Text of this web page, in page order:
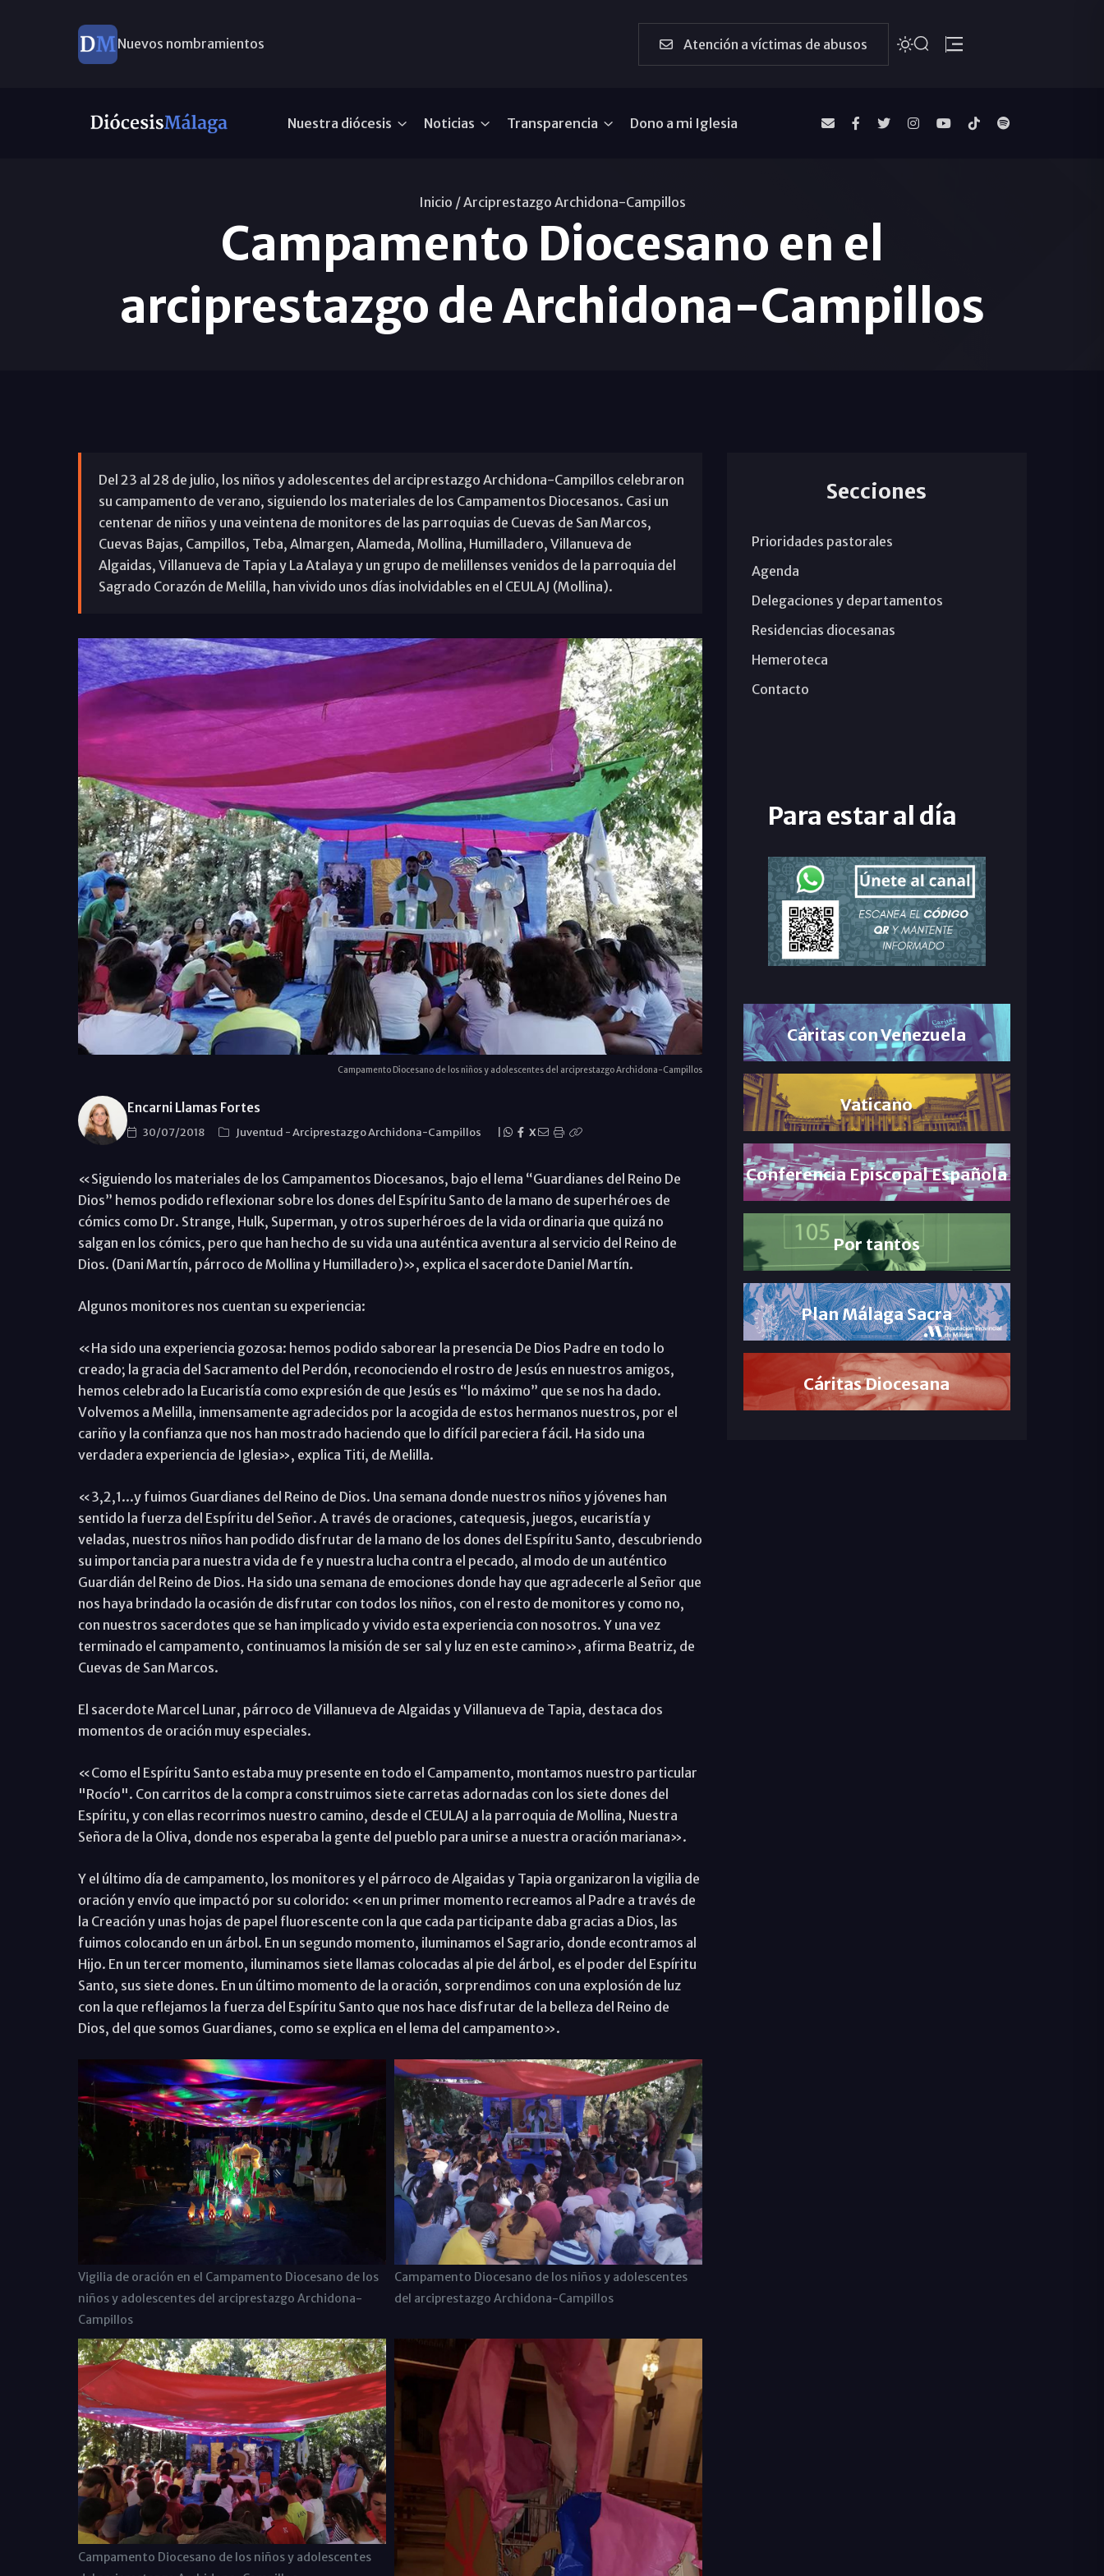
Nuevos nombramientos Atención a víctimas de abusos
Nuestra diócesis Noticias Transparencia Dono a mi Iglesia
Inicio /Arciprestazgo Archidona-Campillos
Campamento Diocesano en el
arciprestazgo de Archidona-Campillos
Del 23 al 28 de julio, los niños y adolescentes del arciprestazgo Archidona-Campillos celebraron
su campamento de verano, siguiendo los materiales de los Campamentos Diocesanos. Casi un
centenar de niños y una veintena de monitores de las parroquias de Cuevas de San Marcos,
Cuevas Bajas, Campillos, Teba, Almargen, Alameda, Mollina, Humilladero, Villanueva de
Algaidas, Villanueva de Tapia y La Atalaya y un grupo de melillenses venidos de la parroquia del
Sagrado Corazón de Melilla, han vivido unos días inolvidables en el CEULAJ (Mollina).
Campamento Diocesano de los niños y adolescentes del arciprestazgo Archidona-Campillos
Encarni Llamas Fortes
30/07/2018 Juventud -Arciprestazgo Archidona-Campillos X
«Siguiendo los materiales de los Campamentos Diocesanos, bajo el lema “Guardianes del Reino De
Dios” hemos podido reflexionar sobre los dones del Espíritu Santo de la mano de superhéroes de
cómics como Dr. Strange, Hulk, Superman, y otros superhéroes de la vida ordinaria que quizá no
salgan en los cómics, pero que han hecho de su vida una auténtica aventura al servicio del Reino de
Dios. (Dani Martín, párroco de Mollina y Humilladero)», explica el sacerdote Daniel Martín.
Algunos monitores nos cuentan su experiencia:
«Ha sido una experiencia gozosa: hemos podido saborear la presencia De Dios Padre en todo lo
creado; la gracia del Sacramento del Perdón, reconociendo el rostro de Jesús en nuestros amigos,
hemos celebrado la Eucaristía como expresión de que Jesús es “lo máximo” que se nos ha dado.
Volvemos a Melilla, inmensamente agradecidos por la acogida de estos hermanos nuestros, por el
cariño y la confianza que nos han mostrado haciendo que lo difícil pareciera fácil. Ha sido una
verdadera experiencia de Iglesia», explica Titi, de Melilla.
«3,2,1...y fuimos Guardianes del Reino de Dios. Una semana donde nuestros niños y jóvenes han
sentido la fuerza del Espíritu del Señor. A través de oraciones, catequesis, juegos, eucaristía y
veladas, nuestros niños han podido disfrutar de la mano de los dones del Espíritu Santo, descubriendo
su importancia para nuestra vida de fe y nuestra lucha contra el pecado, al modo de un auténtico
Guardián del Reino de Dios. Ha sido una semana de emociones donde hay que agradecerle al Señor que
nos haya brindado la ocasión de disfrutar con todos los niños, con el resto de monitores y como no,
con nuestros sacerdotes que se han implicado y vivido esta experiencia con nosotros. Y una vez
terminado el campamento, continuamos la misión de ser sal y luz en este camino», afirma Beatriz, de
Cuevas de San Marcos.
El sacerdote Marcel Lunar, párroco de Villanueva de Algaidas y Villanueva de Tapia, destaca dos
momentos de oración muy especiales.
«Como el Espíritu Santo estaba muy presente en todo el Campamento, montamos nuestro particular
"Rocío". Con carritos de la compra construimos siete carretas adornadas con los siete dones del
Espíritu, y con ellas recorrimos nuestro camino, desde el CEULAJ a la parroquia de Mollina, Nuestra
Señora de la Oliva, donde nos esperaba la gente del pueblo para unirse a nuestra oración mariana».
Y el último día de campamento, los monitores y el párroco de Algaidas y Tapia organizaron la vigilia de
oración y envío que impactó por su colorido: «en un primer momento recreamos al Padre a través de
la Creación y unas hojas de papel fluorescente con la que cada participante daba gracias a Dios, las
fuimos colocando en un árbol. En un segundo momento, iluminamos el Sagrario, donde econtramos al
Hijo. En un tercer momento, iluminamos siete llamas colocadas al pie del árbol, es el poder del Espíritu
Santo, sus siete dones. En un último momento de la oración, sorprendimos con una explosión de luz
con la que reflejamos la fuerza del Espíritu Santo que nos hace disfrutar de la belleza del Reino de
Dios, del que somos Guardianes, como se explica en el lema del campamento».
Vigilia de oración en el Campamento Diocesano de los
niños y adolescentes del arciprestazgo Archidona-
Campillos
Campamento Diocesano de los niños y adolescentes
del arciprestazgo Archidona-Campillos
Campamento Diocesano de los niños y adolescentes
Secciones
Prioridades pastorales
Agenda
Delegaciones y departamentos
Residencias diocesanas
Hemeroteca
Contacto
Para estar al día
Cáritas con Venezuela
Vaticano
Conferencia Episcopal Española
Por tantos
Plan Málaga Sacra
Cáritas Diocesana